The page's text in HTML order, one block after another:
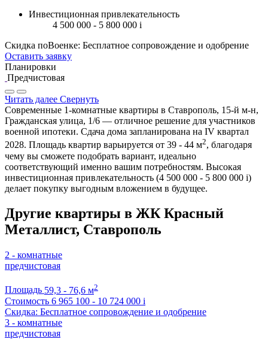
Инвестиционная привлекательность
4 500 000 - 5 800 000 i
Скидка поВоенке: Бесплатное сопровождение и одобрение
Оставить заявку
Планировки
Предчистовая
Читать далее Свернуть
Современные 1-комнатные квартиры в Ставрополь, 15-й м-н,
Гражданская улица, 1/6 — отличное решение для участников
военной ипотеки. Сдача дома запланирована на IV квартал
2028. Площадь квартир варьируется от 39 - 44 м2, благодаря
чему вы сможете подобрать вариант, идеально
соответствующий именно вашим потребностям. Высокая
инвестиционная привлекательность (4 500 000 - 5 800 000 i)
делает покупку выгодным вложением в будущее.
Другие квартиры в ЖК Красный
Металлист, Ставрополь
2 - комнатные
предчистовая
Площадь 59,3 - 76,6 м2
Стоимость 6 965 100 - 10 724 000 i
Скидка: Бесплатное сопровождение и одобрение
3 - комнатные
предчистовая